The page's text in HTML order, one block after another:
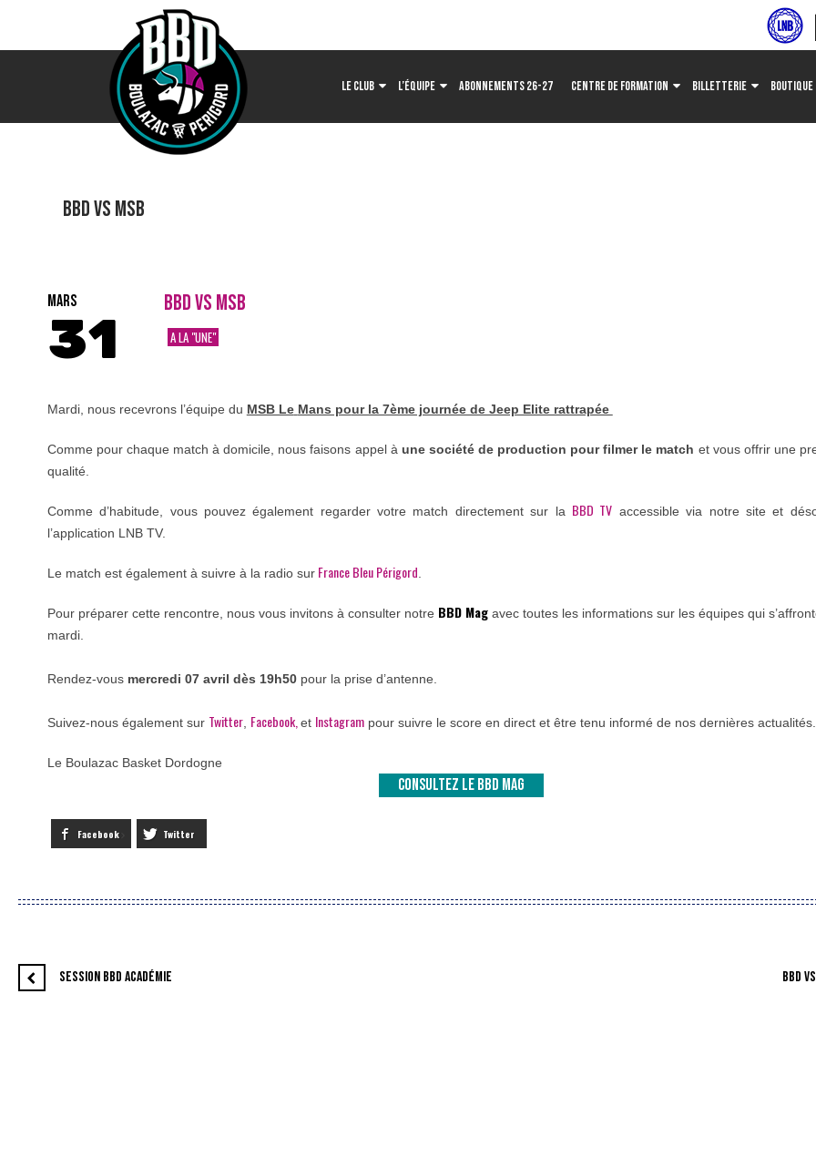
LE CLUB L’ÉQUIPE ABONNEMENTS 26-27 CENTRE DE FORMATION BILLETTERIE BOUTIQUE
BBD vs MSB
MARS
31
BBD VS MSB
A LA "UNE"
Mardi, nous recevrons l’équipe du MSB Le Mans pour la 7ème journée de Jeep Elite rattrapée
Comme pour chaque match à domicile, nous faisons appel à une société de production pour filmer le match et vous offrir une
qualité.
Comme d’habitude, vous pouvez également regarder votre match directement sur la BBD TV accessible via notre site et
l’application LNB TV.
Le match est également à suivre à la radio surFrance Bleu Périgord.
Pour préparer cette rencontre, nous vous invitons à consulter notre BBD Magavec toutes les informations sur les équipes qui
mardi.
Rendez-vousmercredi 07 avril dès 19h50pour la prise d’antenne.
Suivez-nous également sur Twitter, Facebook,et Instagrampour suivre le score en direct et être tenu informé de nos dernières actualités.
Le Boulazac Basket Dordogne
CONSULTEZ LE BBD MAG
Facebook Twitter
BBD
SESSION BBD ACADÉMIE